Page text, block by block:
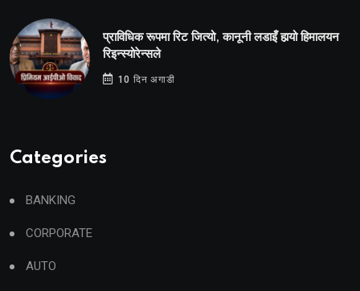
प्राविधिक रूपमा रिट जित्यो, कानूनी लडाइँ हार्‍यो हिमालयन
रिइन्स्योरेन्सले
10 दिन अगाडी
Categories
BANKING
CORPORATE
AUTO